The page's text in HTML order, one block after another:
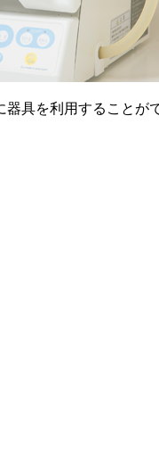
具を利用することが